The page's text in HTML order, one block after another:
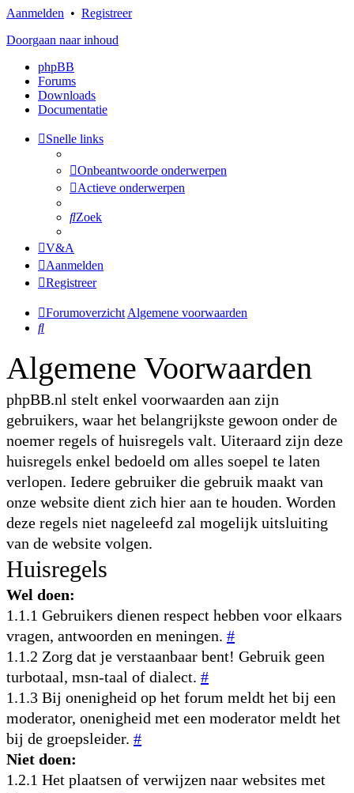
Aanmelden • Registreer
Doorgaan naar inhoud
phpBB
Forums
Downloads
Documentatie
Snelle links
Onbeantwoorde onderwerpen
Actieve onderwerpen
Zoek
V&A
Aanmelden
Registreer
Forumoverzicht Algemene voorwaarden
Zoek
Algemene Voorwaarden
phpBB.nl stelt enkel voorwaarden aan zijn
gebruikers, waar het belangrijkste gewoon onder de
noemer regels of huisregels valt. Uiteraard zijn deze
huisregels enkel bedoeld om alles soepel te laten
verlopen. Iedere gebruiker die gebruik maakt van
onze website dient zich hier aan te houden. Worden
deze regels niet nageleefd zal mogelijk uitsluiting
van de website volgen.
Huisregels
Wel doen:
1.1.1 Gebruikers dienen respect hebben voor elkaars
vragen, antwoorden en meningen. #
1.1.2 Zorg dat je verstaanbaar bent! Gebruik geen
turbotaal, msn-taal of dialect. #
1.1.3 Bij onenigheid op het forum meldt het bij een
moderator, onenigheid met een moderator meldt het
bij de groepsleider. #
Niet doen:
1.2.1 Het plaatsen of verwijzen naar websites met